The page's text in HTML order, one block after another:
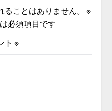
ことはありません。
※
必須項目です
ト ※